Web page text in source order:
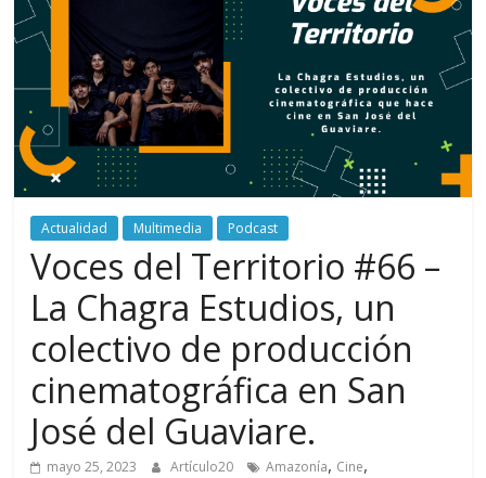
periodismo
digital
Politécnico
Grancolombiano
Actualidad Multimedia Podcast
Voces del Territorio #66 –
La Chagra Estudios, un
colectivo de producción
cinematográfica en San
José del Guaviare.
mayo 25, 2023 Artículo20 Amazonía, Cine,